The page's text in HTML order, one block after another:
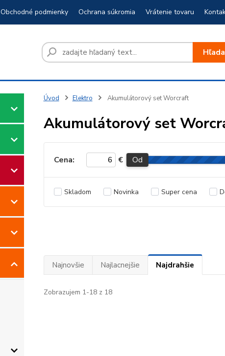
Obchodné podmienky Ochrana súkromia Vrátenie tovaru
Úvod Elektro Akumulátorový set Worcraft
Akumulátorový set
Cena: € Od
Skladom Novinka Super cena
Najnovšie Najlacnejšie Najdrahšie
Zobrazujem 1-18 z 18